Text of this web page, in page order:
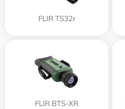
FLIR TS32r
FLIR BTS-XR